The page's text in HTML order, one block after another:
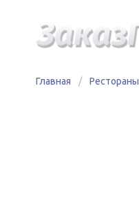
Главная / Рестораны